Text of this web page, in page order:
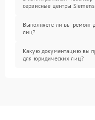
сервисные центры
Выполняете ли вы ремонт
лиц?
Какую документацию вы
для юридических лиц?